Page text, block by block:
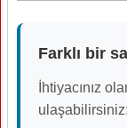
Farklı bir
İhtiyacınız
ulaşabilirsiniz: